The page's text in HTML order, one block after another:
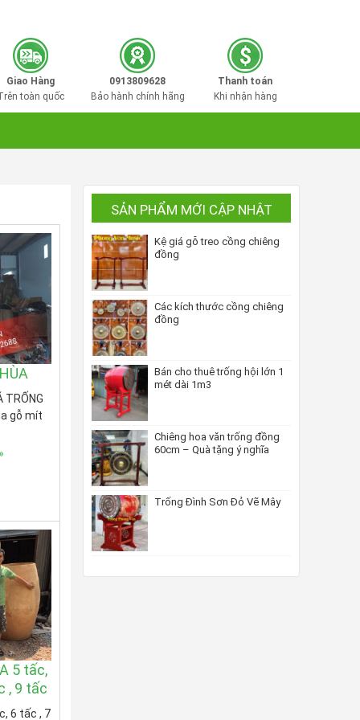
Giao Hàng
toàn quốc
0913809628
Bảo hành chính hãng
Thanh toán
Khi nhận hàng
TRỐNG
gỗ mít
5 tấc,
, 9 tấc
6 tấc , 7
SẢN PHẨM MỚI CẬP NHẬT
Kệ giá gỗ treo cồng chiêng
đồng
Các kích thước cồng chiêng
đồng
Bán cho thuê trống hội lớn 1
mét dài 1m3
Chiêng hoa văn trống đồng
60cm – Quà tặng ý nghĩa
Trống Đình Sơn Đỏ Vẽ Mây